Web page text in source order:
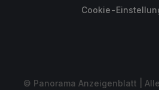
Cookie-
© Panorama Anzeigenblatt |